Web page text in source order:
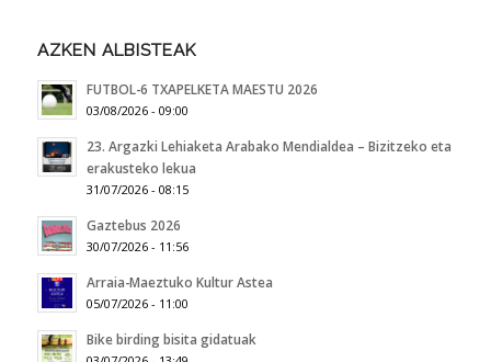
AZKEN ALBISTEAK
FUTBOL-6 TXAPELKETA MAESTU 2026
03/08/2026 - 09:00
23. Argazki Lehiaketa Arabako Mendialdea – Bizitzeko eta
erakusteko lekua
31/07/2026 - 08:15
Gaztebus 2026
30/07/2026 - 11:56
Arraia-Maeztuko Kultur Astea
05/07/2026 - 11:00
Bike birding bisita gidatuak